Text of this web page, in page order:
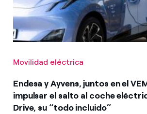
Movilidad eléctrica
Endesa y Ayvens, juntos en el
impulsar el salto al coche
Drive, su “todo incluido”